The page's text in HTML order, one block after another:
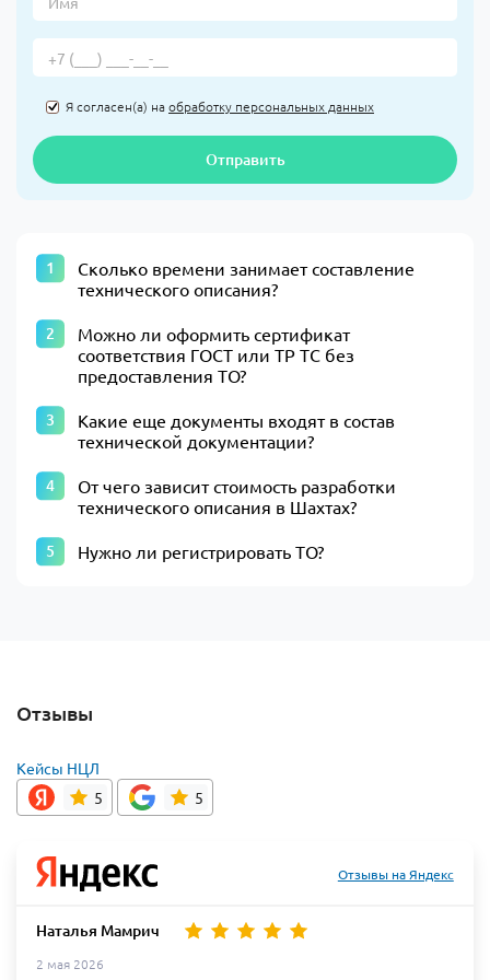
Я согласен(а) наобработку персональных данных
Отправить
Сколько времени занимает составление
технического описания?
Можно ли оформить сертификат
соответствия ГОСТ или ТР ТС без
предоставления ТО?
Какие еще документы входят в состав
технической документации?
От чего зависит стоимость разработки
технического описания в Шахтах?
Нужно ли регистрировать ТО?
Отзывы
Кейсы НЦЛ
5
5
Отзывы на Яндекс
Наталья Мамрич
2 мая 2026